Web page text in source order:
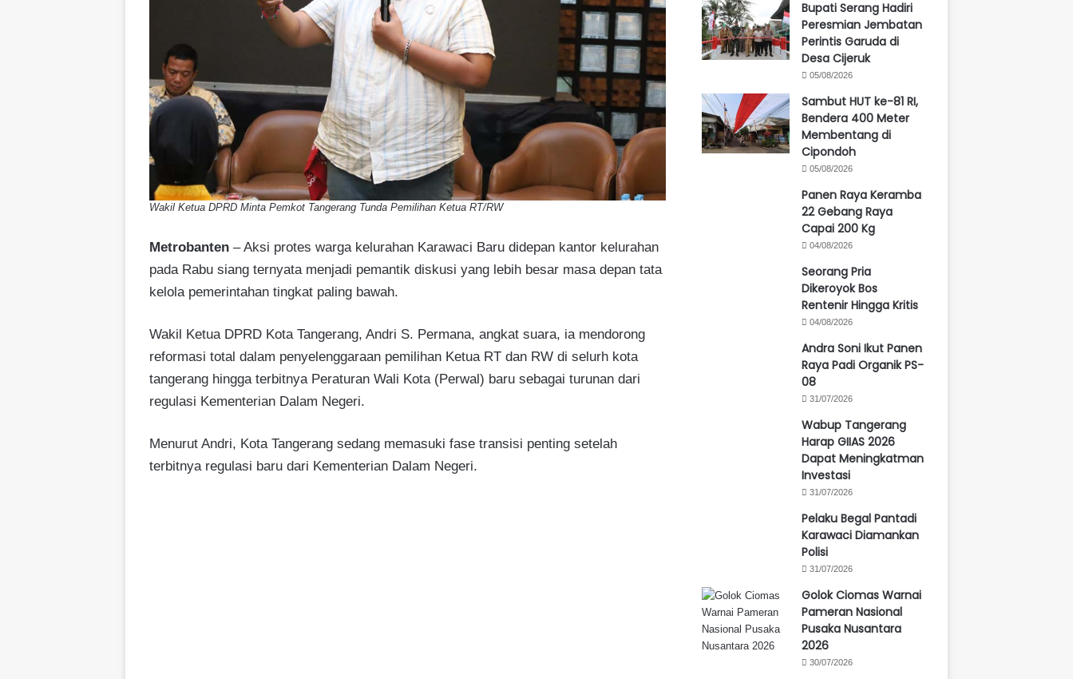
Wakil Ketua DPRD Minta Pemkot Tangerang Tunda Pemilihan Ketua RT/RW
Metrobanten – Aksi protes warga kelurahan Karawaci Baru didepan kantor kelurahan
pada Rabu siang ternyata menjadi pemantik diskusi yang lebih besar masa depan tata
kelola pemerintahan tingkat paling bawah.
Wakil Ketua DPRD Kota Tangerang, Andri S. Permana, angkat suara, ia mendorong
reformasi total dalam penyelenggaraan pemilihan Ketua RT dan RW di selurh kota
tangerang hingga terbitnya Peraturan Wali Kota (Perwal) baru sebagai turunan dari
regulasi Kementerian Dalam Negeri.
Menurut Andri, Kota Tangerang sedang memasuki fase transisi penting setelah
terbitnya regulasi baru dari Kementerian Dalam Negeri.
Bupati Serang Hadiri
Peresmian Jembatan
Perintis Garuda di
Desa Cijeruk
05/08/2026
Sambut HUT ke-81 RI,
Bendera 400 Meter
Membentang di
Cipondoh
05/08/2026
Panen Raya Keramba
22 Gebang Raya
Capai 200 Kg
04/08/2026
Seorang Pria
Dikeroyok Bos
Rentenir Hingga Kritis
04/08/2026
Andra Soni Ikut Panen
Raya Padi Organik PS-
08
31/07/2026
Wabup Tangerang
Harap GIIAS 2026
Dapat Meningkatman
Investasi
31/07/2026
Pelaku Begal Pantadi
Karawaci Diamankan
Polisi
31/07/2026
Golok Ciomas Warnai
Pameran Nasional
Pusaka Nusantara
2026
30/07/2026